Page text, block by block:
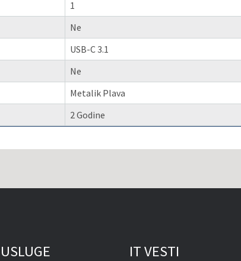
1
Ne
USB-C 3.1
Ne
Metalik Plava
2 Godine
USLUGE IT VESTI